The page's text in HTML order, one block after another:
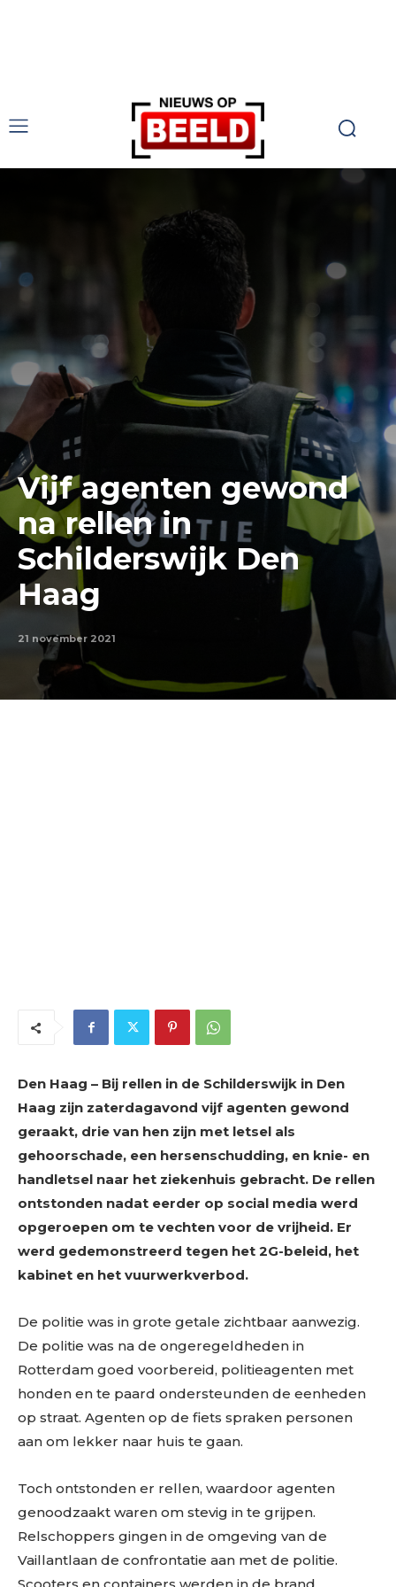
Vijf agenten gewond
na rellen in
Schilderswijk Den
Haag
21 november 2021
Den Haag – Bij rellen in de Schilderswijk in Den
Haag zijn zaterdagavond vijf agenten gewond
geraakt, drie van hen zijn met letsel als
gehoorschade, een hersenschudding, en knie- en
handletsel naar het ziekenhuis gebracht. De rellen
ontstonden nadat eerder op social media werd
opgeroepen om te vechten voor de vrijheid. Er
werd gedemonstreerd tegen het 2G-beleid, het
kabinet en het vuurwerkverbod.
De politie was in grote getale zichtbaar aanwezig.
De politie was na de ongeregeldheden in
Rotterdam goed voorbereid, politieagenten met
honden en te paard ondersteunden de eenheden
op straat. Agenten op de fiets spraken personen
aan om lekker naar huis te gaan.
Toch ontstonden er rellen, waardoor agenten
genoodzaakt waren om stevig in te grijpen.
Relschoppers gingen in de omgeving van de
Vaillantlaan de confrontatie aan met de politie.